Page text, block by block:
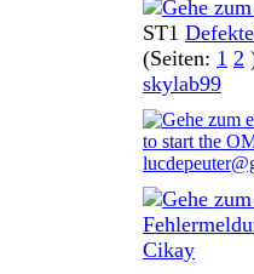
ST1
(Seiten: 1 2
skylab99
0 Bewertung(en) - 0 von
to start the
0 Bewertung(en) - 0 von
Cikay
0 Bewertung(en) - 0 von